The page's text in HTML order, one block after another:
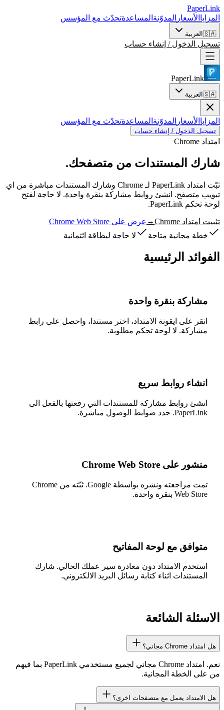
PaperLink
المزايا الأسعار المدوّنة المساعدةتحدّث مع المؤسس
🇸🇦 العربية
تسجيل الدخول / إنشاء حساب
PaperLink
🇸🇦 العربية
المزايا الأسعار المدوّنة المساعدةتحدّث مع المؤسس
تسجيل الدخول / إنشاء حساب
امتداد Chrome
شارك المستندات من متصفحك.
ثبّت امتداد PaperLink لـ Chrome وشارك المستندات مباشرة من اي
تبويب متصفح. انشئ روابط مشاركة بنقرة واحدة. لا حاجة لفتح
لوحة تحكم PaperLink.
تثبيت امتداد Chrome → عرض على Chrome Web Store
خطة مجانية متاحة
لا حاجة لبطاقة ائتمانية
الفوائد الرئيسية
مشاركة بنقرة واحدة
انقر على ايقونة الامتداد، اختر مستندا، واحصل على رابط
مشاركة. لا لوحة تحكم مطلوبة.
انشاء روابط سريع
انشئ روابط مشاركة للمستندات التي رفعتها بالفعل الى
PaperLink. حدد ضوابط الوصول مباشرة.
منشور على Chrome Web Store
تمت مراجعته ونشره بواسطة Google. ثبّته من Chrome
Web Store بنقرة واحدة.
متوافق مع لوحة المفاتيح
استخدم الامتداد دون مغادرة سير عملك الحالي. شارك
المستندات اثناء كتابة رسائل البريد الالكتروني.
الاسئلة الشائعة
هل امتداد Chrome مجاني؟
نعم. امتداد Chrome مجاني لجميع مستخدمي PaperLink بما فيهم
من على الخطة المجانية.
هل الامتداد يعمل مع متصفحات اخرى؟